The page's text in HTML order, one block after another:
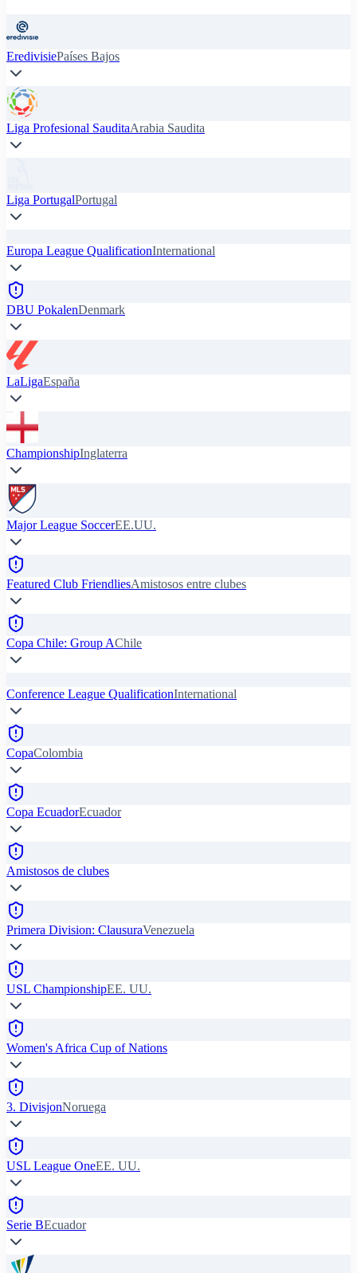
EredivisiePaíses Bajos
Liga Profesional SauditaArabia Saudita
Liga PortugalPortugal
Europa League QualificationInternational
DBU PokalenDenmark
LaLigaEspaña
ChampionshipInglaterra
Major League SoccerEE.UU.
Featured Club FriendliesAmistosos entre clubes
Copa Chile: Group AChile
Conference League QualificationInternational
CopaColombia
Copa EcuadorEcuador
Amistosos de clubes
Primera Division: ClausuraVenezuela
USL ChampionshipEE. UU.
Women's Africa Cup of Nations
3. DivisjonNoruega
USL League OneEE. UU.
Serie BEcuador